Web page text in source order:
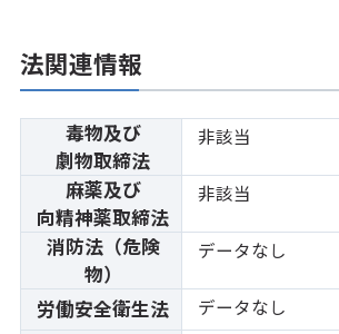
法関連情報
毒物及び
劇物取締法
非該当
麻薬及び
向精神薬取締法
非該当
消防法（危険
物）
データなし
労働安全衛生法 データなし